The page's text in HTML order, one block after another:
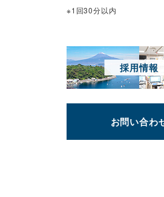
※1回30分以内
採用情報
お問い合わ